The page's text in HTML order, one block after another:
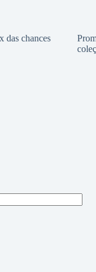
das chances